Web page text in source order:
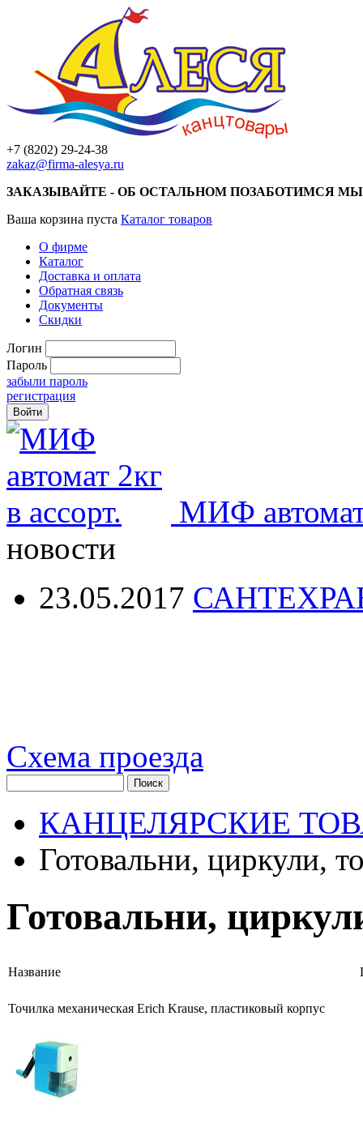
+7 (8202) 29-24-38
zakaz@firma-alesya.ru
ЗАКАЗЫВАЙТЕ - ОБ ОСТАЛЬНОМ ПОЗАБОТИМСЯ МЫ
Ваша корзина пуста Каталог товаров
О фирме
Каталог
Доставка и оплата
Обратная связь
Документы
Скидки
Логин
Пароль
забыли пароль
регистрация
МИФ автомат
новости
23.05.2017
Схема проезда
КАНЦЕЛЯРСКИЕ
Готовальни, циркули,
Готовальни,
Название
Точилка механическая Erich Krause, пластиковый корпус